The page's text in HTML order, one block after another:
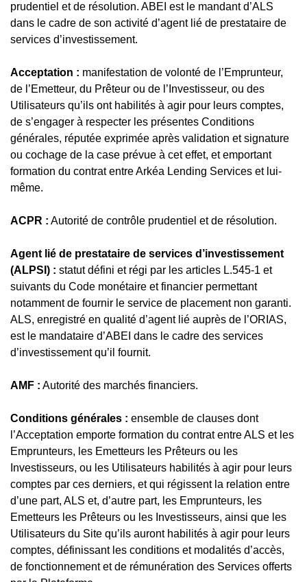
prudentiel et de résolution. ABEI est le mandant d’ALS
dans le cadre de son activité d’agent lié de prestataire de
services d’investissement.
Acceptation : manifestation de volonté de l’Emprunteur,
de l’Emetteur, du Prêteur ou de l’Investisseur, ou des
Utilisateurs qu’ils ont habilités à agir pour leurs comptes,
de s’engager à respecter les présentes Conditions
générales, réputée exprimée après validation et signature
ou cochage de la case prévue à cet effet, et emportant
formation du contrat entre Arkéa Lending Services et lui-
même.
ACPR : Autorité de contrôle prudentiel et de résolution.
Agent lié de prestataire de services d’investissement
(ALPSI) : statut défini et régi par les articles L.545-1 et
suivants du Code monétaire et financier permettant
notamment de fournir le service de placement non garanti.
ALS, enregistré en qualité d’agent lié auprès de l’ORIAS,
est le mandataire d’ABEI dans le cadre des services
d’investissement qu’il fournit.
AMF : Autorité des marchés financiers.
Conditions générales : ensemble de clauses dont
l’Acceptation emporte formation du contrat entre ALS et les
Emprunteurs, les Emetteurs les Prêteurs ou les
Investisseurs, ou les Utilisateurs habilités à agir pour leurs
comptes par ces derniers, et qui régissent la relation entre
d’une part, ALS et, d’autre part, les Emprunteurs, les
Emetteurs les Prêteurs ou les Investisseurs, ainsi que les
Utilisateurs du Site qu’ils auront habilités à agir pour leurs
comptes, définissant les conditions et modalités d’accès,
de fonctionnement et de rémunération des Services offerts